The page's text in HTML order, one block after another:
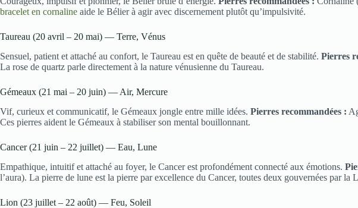
bracelet en cornaline aide le Bélier à agir avec discernement plutôt qu’impulsivité.
Taureau (20 avril – 20 mai) — Terre, Vénus
Sensuel, patient et attaché au confort, le Taureau est en quête de beauté et de stabilité. Pierres
La rose de quartz parle directement à la nature vénusienne du Taureau.
Gémeaux (21 mai – 20 juin) — Air, Mercure
Vif, curieux et communicatif, le Gémeaux jongle entre mille idées. Pierres recommandées :
Ces pierres aident le Gémeaux à stabiliser son mental bouillonnant.
Cancer (21 juin – 22 juillet) — Eau, Lune
Empathique, intuitif et attaché au foyer, le Cancer est profondément connecté aux émotions.
l’aura). La pierre de lune est la pierre par excellence du Cancer, toutes deux gouvernées par la
Lion (23 juillet – 22 août) — Feu, Soleil